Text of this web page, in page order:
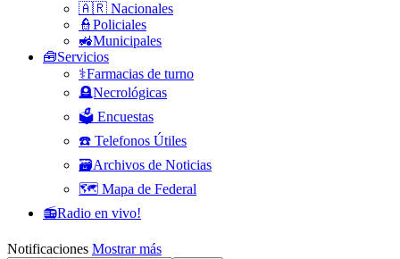
🇦🇷 Nacionales
👮Policiales
🚜Municipales
🧰Servicios
⚕️Farmacias de turno
🪦Necrológicas
🗳️ Encuestas
☎️ Telefonos Útiles
🗃️Archivos de Noticias
🗺️ Mapa de Federal
📻Radio en vivo!
Notificaciones Mostrar más